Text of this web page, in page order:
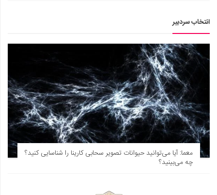
انتخاب سردبیر
معما: آیا می‌توانید حیوانات تصویر سحابی کارینا را شناسایی کنید؟
چه می‌بینید؟